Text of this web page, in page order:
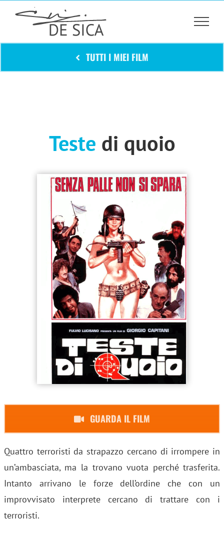
TUTTI I MIEI FILM
Teste di quoio
GUARDA IL FILM
Quattro terroristi da strapazzo cercano di irrompere in
un’ambasciata, ma la trovano vuota perché trasferita.
Intanto arrivano le forze dell’ordine che con un
improvvisato interprete cercano di trattare con i
terroristi.